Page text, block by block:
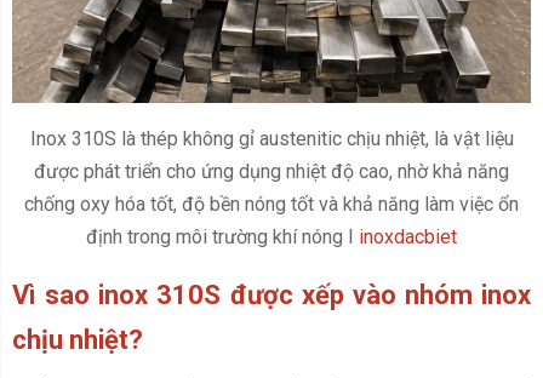
Inox 310S là thép không gỉ austenitic chịu nhiệt, là vật liệu
được phát triển cho ứng dụng nhiệt độ cao, nhờ khả năng
chống oxy hóa tốt, độ bền nóng tốt và khả năng làm việc ổn
định trong môi trường khí nóng I inoxdacbiet
Vì sao inox 310S được xếp vào nhóm inox
chịu nhiệt?